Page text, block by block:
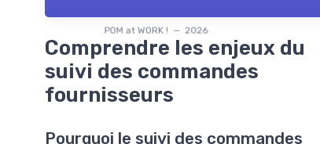
POM at WORK ! — 2026
Comprendre les enjeux du
suivi des commandes
fournisseurs
Pourquoi le suivi des commandes